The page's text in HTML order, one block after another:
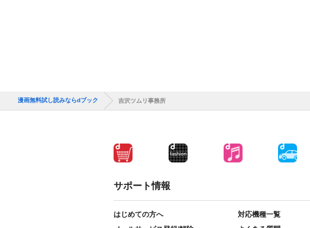
漫画無料試し読みならdブック 吉沢ツムリ事務所
サポート情報
はじめての方へ
対応機種一覧